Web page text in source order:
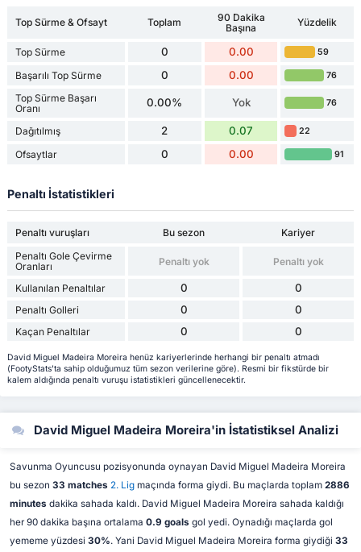
Top Sürme & Ofsayt Toplam
90 Dakika
Başına
Yüzdelik
Top Sürme 0 0.00 59
Başarılı Top Sürme 0 0.00 76
Top Sürme Başarı
Oranı
0.00% Yok 76
Dağıtılmış 2 0.07 22
Ofsaytlar 0 0.00 91
Penaltı İstatistikleri
Penaltı vuruşları Bu sezon
Kariyer
Penaltı Gole Çevirme
Oranları
Penaltı yok Penaltı yok
Kullanılan Penaltılar 0 0
Penaltı Golleri 0 0
Kaçan Penaltılar 0 0
David Miguel Madeira Moreira henüz kariyerlerinde herhangi bir penaltı atmadı
(FootyStats'ta sahip olduğumuz tüm sezon verilerine göre). Resmi bir fikstürde bir
kalem aldığında penaltı vuruşu istatistikleri güncellenecektir.
David Miguel Madeira Moreira'in İstatistiksel Analizi
Savunma Oyuncusu pozisyonunda oynayan David Miguel Madeira Moreira
bu sezon 33 matches 2. Ligmaçında forma giydi. Bu maçlarda toplam 2886
minutes dakika sahada kaldı. David Miguel Madeira Moreira sahada kaldığı
her 90 dakika başına ortalama 0.9 goals gol yedi. Oynadığı maçlarda gol
yememe yüzdesi 30%. Yani David Miguel Madeira Moreira forma giydiği 33